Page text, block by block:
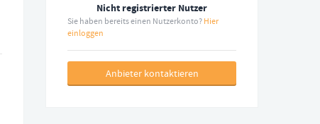
Nicht registrierter Nutzer
Sie haben bereits einen Nutzerkonto?Hier
einloggen
Anbieter kontaktieren